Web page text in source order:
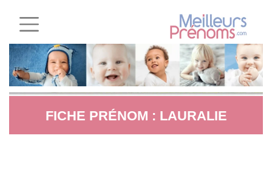
FICHE PRÉNOM : LAURALIE